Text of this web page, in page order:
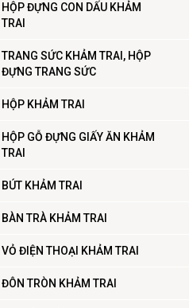
HỘP ĐỰNG CON DẤU KHẢM
TRAI
TRANG SỨC KHẢM TRAI, HỘP
ĐỰNG TRANG SỨC
HỘP KHẢM TRAI
HỘP GỖ ĐỰNG GIẤY ĂN KHẢM
TRAI
BÚT KHẢM TRAI
BÀN TRÀ KHẢM TRAI
VỎ ĐIỆN THOẠI KHẢM TRAI
ĐÔN TRÒN KHẢM TRAI